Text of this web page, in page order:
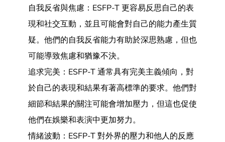
自我反省與焦慮：ESFP-T 更容易反思自己的表
現和社交互動，並且可能會對自己的能力產生質
疑。他們的自我反省能力有助於深思熟慮，但也
可能導致焦慮和猶豫不決。
追求完美：ESFP-T 通常具有完美主義傾向，對
於自己的表現和結果有著高標準的要求。他們對
細節和結果的關注可能會增加壓力，但這也促使
他們在娛樂和表演中更加努力。
情緒波動：ESFP-T 對外界的壓力和他人的反應